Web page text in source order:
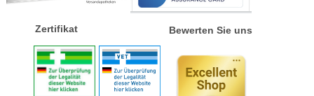
Zertifikat Bewerten Sie uns